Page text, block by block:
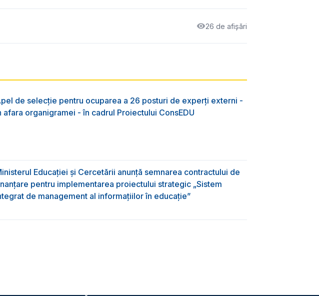
26 de afișări
de selecție pentru ocuparea a 26 posturi de experți externi -
afara organigramei - în cadrul Proiectului ConsEDU
Educației și Cercetării anunță semnarea contractului de
pentru implementarea proiectului strategic „Sistem
de management al informațiilor în educație”